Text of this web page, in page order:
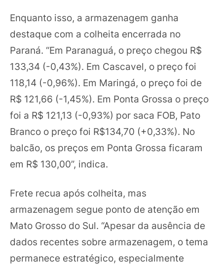
Enquanto isso, a armazenagem ganha
destaque com a colheita encerrada no
Paraná. “Em Paranaguá, o preço chegou R$
133,34 (-0,43%). Em Cascavel, o preço foi
118,14 (-0,96%). Em Maringá, o preço foi de
R$ 121,66 (-1,45%). Em Ponta Grossa o preço
foi a R$ 121,13 (-0,93%) por saca FOB, Pato
Branco o preço foi R$134,70 (+0,33%). No
balcão, os preços em Ponta Grossa ficaram
em R$ 130,00”, indica.
Frete recua após colheita, mas
armazenagem segue ponto de atenção em
Mato Grosso do Sul. “Apesar da ausência de
dados recentes sobre armazenagem, o tema
permanece estratégico, especialmente